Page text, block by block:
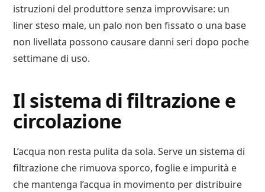
istruzioni del produttore senza improvvisare: un
liner steso male, un palo non ben fissato o una base
non livellata possono causare danni seri dopo poche
settimane di uso.
Il sistema di filtrazione e
circolazione
L’acqua non resta pulita da sola. Serve un sistema di
filtrazione che rimuova sporco, foglie e impurità e
che mantenga l’acqua in movimento per distribuire